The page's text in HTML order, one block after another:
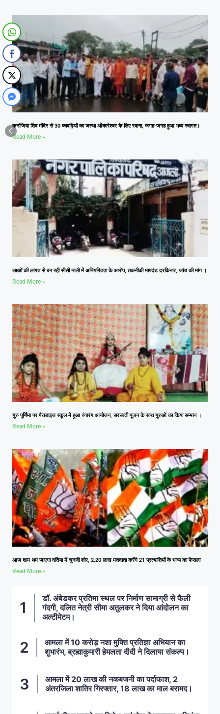
कनोजिया शिव मंदिर से 30 कावड़ियों का जत्था ओंकारेश्वर के लिए रवाना, जगह-जगह हुआ भव्य स्वागत।
Read More »
लाखों की लागत से बन रही सीसी नाली में अनियमितता के आरोप, तकनीकी मापदंड दरकिनार, जांच की मांग ।
Read More »
गुरु पूर्णिमा पर पैराडाइज स्कूल में हुआ रंगारंग आयोजन, सरस्वती पूजन के साथ गुरुओं का किया सम्मान ।
Read More »
आज शाम थम जाएगा दतिया में चुनावी शोर, 2.20 लाख मतदाता करेंगे 21 प्रत्याशियों के भाग्य का फैसला
Read More »
डॉ. अंबेडकर प्रतिमा स्थल पर निर्माण सामाग्री से फैली
गंदगी, दलित नेत्री सीमा अतुलकर ने दिया आंदोलन का
अल्टीमेटम।
आमला में 10 करोड़ नशा मुक्ति प्रतिज्ञा अभियान का
शुभारंभ, ब्रह्माकुमारी हेमलता दीदी ने दिलाया संकल्प।
आमला में 20 लाख की नकबजनी का पर्दाफाश, 2
अंतरजिला शातिर गिरफ्तार, 18 लाख का माल बरामद।